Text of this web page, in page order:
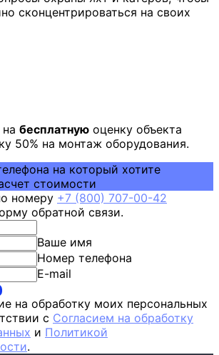
сконцентрироваться на своих
бесплатную оценку объекта
50% на монтаж оборудования.
на который хотите
стоимости
номеру +7 (800) 707-00-42
обратной связи.
Ваше имя
Номер телефона
E-mail
на обработку моих персональных
с Согласием на обработку
и Политикой
.